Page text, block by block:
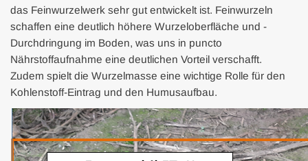
das Feinwurzelwerk sehr gut entwickelt ist. Feinwurzeln
schaffen eine deutlich höhere Wurzeloberfläche und -
Durchdringung im Boden, was uns in puncto
Nährstoffaufnahme eine deutlichen Vorteil verschafft.
Zudem spielt die Wurzelmasse eine wichtige Rolle für den
Kohlenstoff-Eintrag und den Humusaufbau.